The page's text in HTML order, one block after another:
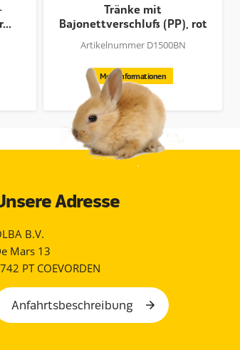
Tränke mit
Bajonettverschluss (PP), rot
Artikelnummer D1500BN
Mehr informationen
Adresse
B.V.
Mars 13
PT COEVORDEN
Anfahrtsbeschreibung